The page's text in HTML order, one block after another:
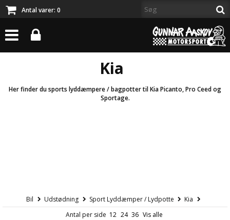
Antal varer: 0
Kia
Her finder du sports lyddæmpere / bagpotter til Kia Picanto, Pro Ceed og
Sportage.
Bil Udstødning Sport Lyddæmper / Lydpotte
Kia
Antal per side